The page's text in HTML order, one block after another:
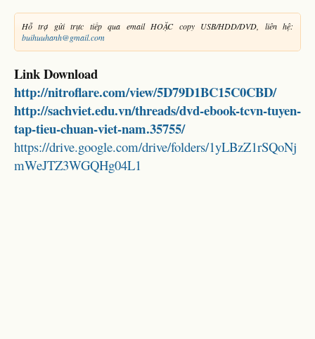
Hỗ trợ gửi trực tiếp qua email HOẶC copy USB/HDD/DVD, liên hệ:
buihuuhanh@gmail.com
Link Download
http://nitroflare.com/view/5D79D1BC15C0CBD/
http://sachviet.edu.vn/threads/dvd-ebook-tcvn-tuyen-
tap-tieu-chuan-viet-nam.35755/
https://drive.google.com/drive/folders/1yLBzZ1rSQoNj
mWeJTZ3WGQHg04L1